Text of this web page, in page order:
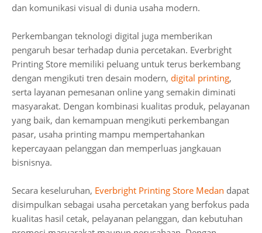
dan komunikasi visual di dunia usaha modern.
Perkembangan teknologi digital juga memberikan
pengaruh besar terhadap dunia percetakan. Everbright
Printing Store memiliki peluang untuk terus berkembang
dengan mengikuti tren desain modern, digital printing,
serta layanan pemesanan online yang semakin diminati
masyarakat. Dengan kombinasi kualitas produk, pelayanan
yang baik, dan kemampuan mengikuti perkembangan
pasar, usaha printing mampu mempertahankan
kepercayaan pelanggan dan memperluas jangkauan
bisnisnya.
Secara keseluruhan, Everbright Printing Store Medan dapat
disimpulkan sebagai usaha percetakan yang berfokus pada
kualitas hasil cetak, pelayanan pelanggan, dan kebutuhan